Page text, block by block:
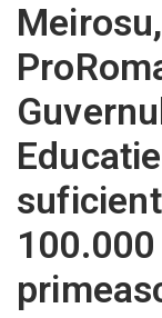
g
l
e
n
a
a
–
d
e
b
r
a
i
l
a
.
r
o